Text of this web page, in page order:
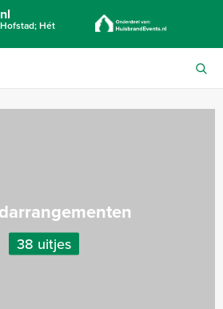
Hét
38 uitjes